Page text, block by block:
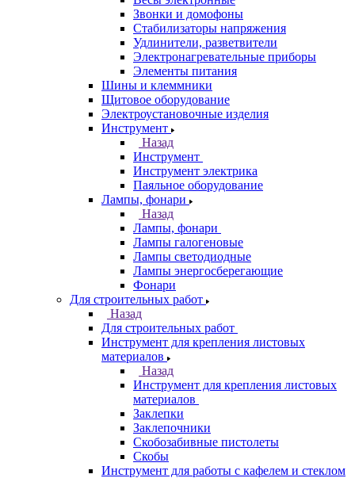
Звонки и домофоны
Стабилизаторы напряжения
Удлинители, разветвители
Электронагревательные приборы
Элементы питания
Шины и клеммники
Щитовое оборудование
Электроустановочные изделия
Инструмент
Назад
Инструмент
Инструмент электрика
Паяльное оборудование
Лампы, фонари
Назад
Лампы, фонари
Лампы галогеновые
Лампы светодиодные
Лампы энергосберегающие
Фонари
Для строительных работ
Назад
Для строительных работ
Инструмент для крепления листовых
материалов
Назад
Инструмент для крепления листовых
материалов
Заклепки
Заклепочники
Скобозабивные пистолеты
Скобы
Инструмент для работы с кафелем и стеклом